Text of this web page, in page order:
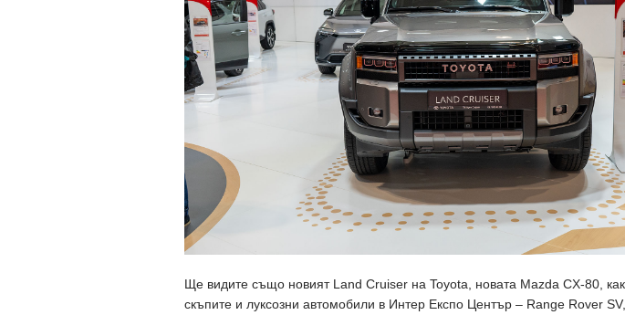
Ще видите също новият Land Cruiser на Toyota, новата Mazda CX-80,
скъпите и луксозни автомобили в Интер Експо Център – Range Rover